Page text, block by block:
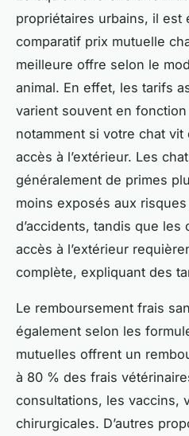
propriétaires urbains, il est
comparatif prix mutuelle
meilleure offre selon le
animal. En effet, les tarifs
varient souvent en
notamment si votre chat vit
accès à l’extérieur. Les
généralement de primes
moins exposés aux
d’accidents, tandis que les
accès à l’extérieur
complète, expliquant des
Le remboursement frais
également selon les
mutuelles offrent un
à 80 % des frais
consultations, les vaccins,
chirurgicales. D’autres